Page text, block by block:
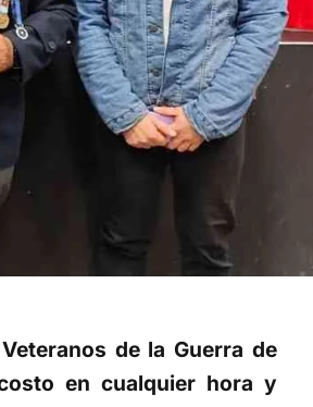
en cualquier hora y
se encuadra en la